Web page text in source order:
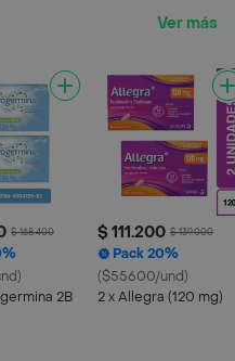
Ver más
$ 168.400
2B
$ 111.200 $ 139.000
Pack 20%
($55600/und)
2 x Allegra (120 mg)